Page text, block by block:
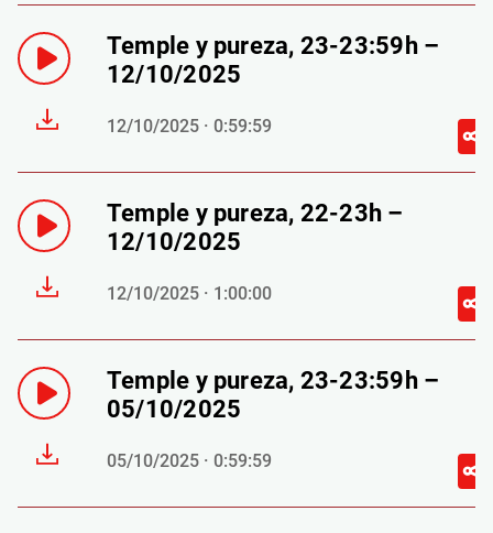
Temple y pureza, 23-23:59h –
12/10/2025
12/10/2025 · 0:59:59
Temple y pureza, 22-23h –
12/10/2025
12/10/2025 · 1:00:00
Temple y pureza, 23-23:59h –
05/10/2025
05/10/2025 · 0:59:59